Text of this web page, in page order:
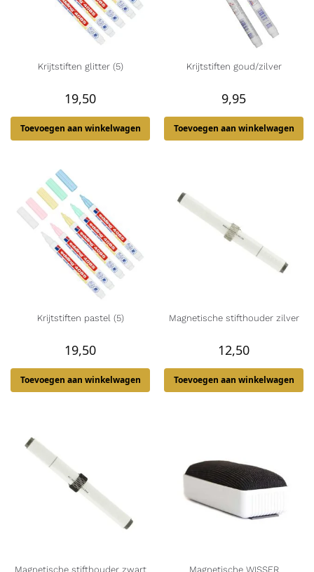
Krijtstiften glitter (5)
19,50
Toevoegen aan winkelwagen
Krijtstiften goud/zilver
9,95
Toevoegen aan winkelwagen
Krijtstiften pastel (5)
19,50
Toevoegen aan winkelwagen
Magnetische stifthouder zilver
12,50
Toevoegen aan winkelwagen
Magnetische stifthouder zwart Magnetische WISSER